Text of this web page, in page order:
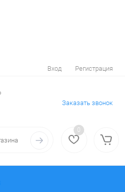
Вход Регистрация
Заказать звонок
0